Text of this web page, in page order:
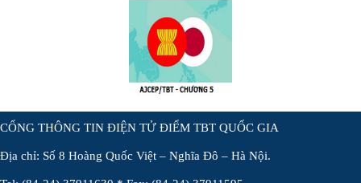
CỔNG THÔNG TIN ĐIỆN TỬ ĐIỂM TBT QUỐC GIA
Địa chỉ: Số 8 Hoàng Quốc Việt – Nghĩa Đô – Hà Nội.